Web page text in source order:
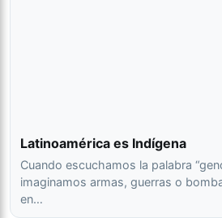
Latinoamérica es Indígena
Cuando escuchamos la palabra
imaginamos armas, guerras o
en…